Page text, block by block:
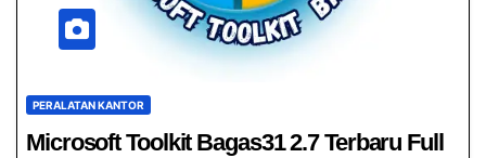
PERALATAN KANTOR
Microsoft Toolkit Bagas31​ 2.7 Terbaru Full